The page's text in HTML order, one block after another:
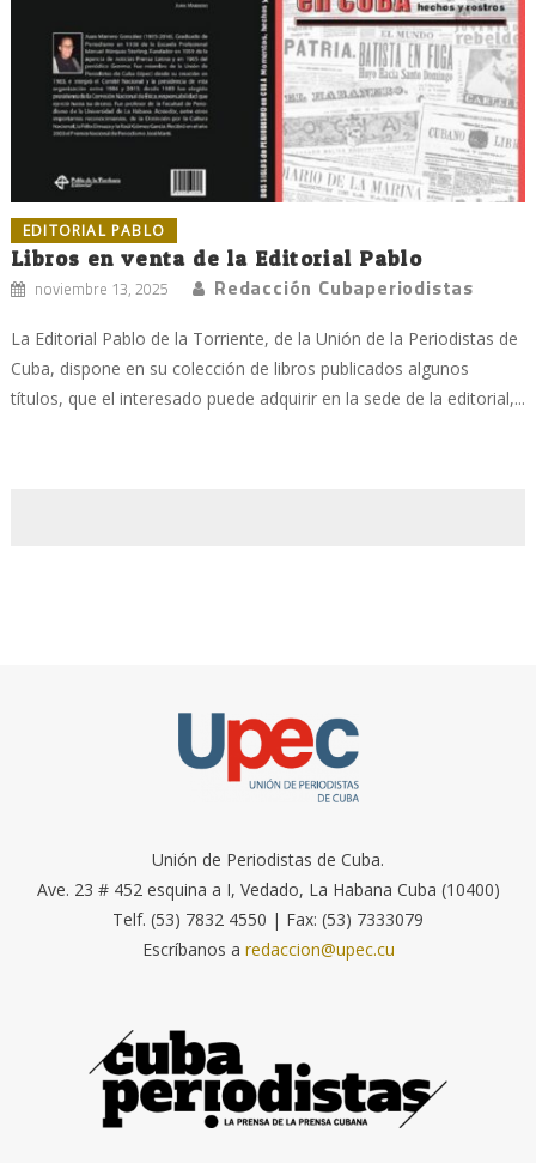
EDITORIAL PABLO
Libros en venta de la Editorial Pablo
noviembre 13, 2025 Redacción Cubaperiodistas
La Editorial Pablo de la Torriente, de la Unión de la Periodistas de
Cuba, dispone en su colección de libros publicados algunos
títulos, que el interesado puede adquirir en la sede de la editorial,...
Unión de Periodistas de Cuba.
Ave. 23 # 452 esquina a I, Vedado, La Habana Cuba (10400)
Telf. (53) 7832 4550 | Fax: (53) 7333079
Escríbanos a redaccion@upec.cu